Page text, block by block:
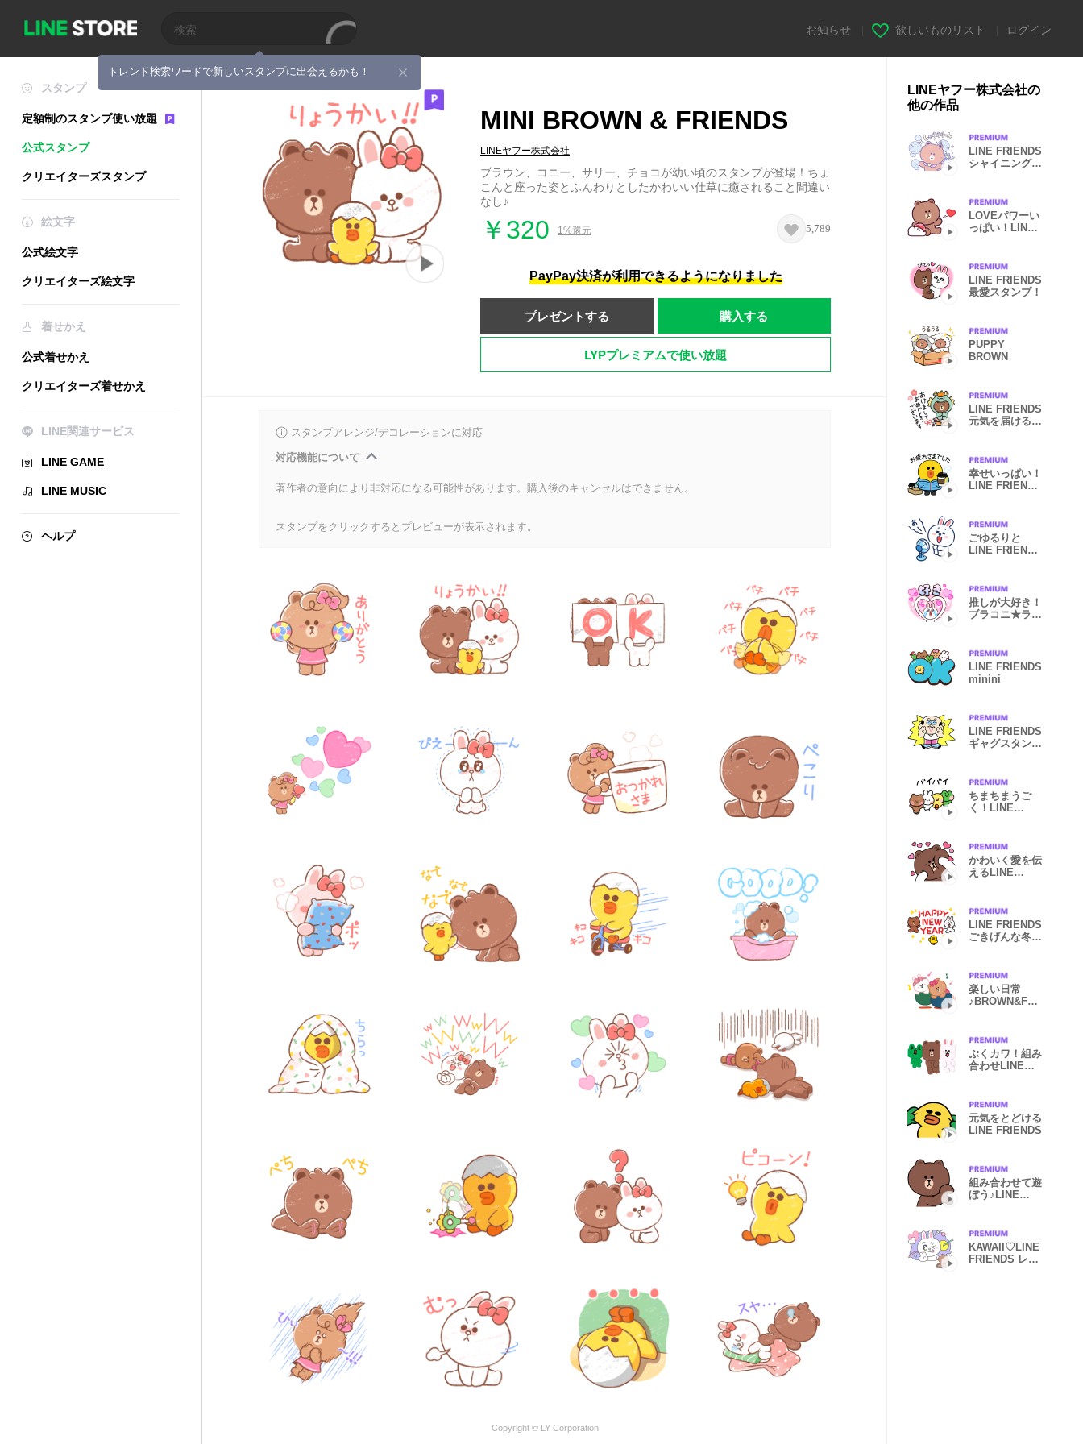
トレンド検索ワードで新しいスタンプに出会えるかも！
お知らせ 欲しいものリスト ログイン
スタンプ
定額制のスタンプ使い放題
公式スタンプ
クリエイターズスタンプ
絵文字
公式絵文字
クリエイターズ絵文字
着せかえ
公式着せかえ
クリエイターズ着せかえ
LINE関連サービス
LINE GAME
LINE MUSIC
ヘルプ
MINI BROWN & FRIENDS
LINEヤフー株式会社
ブラウン、コニー、サリー、チョコが幼い頃のスタンプが登場！ちょ
こんと座った姿とふんわりとしたかわいい仕草に癒されること間違い
なし♪
￥320 1%還元 5,789
PayPay決済が利用できるようになりました
プレゼントする 購入する
LYPプレミアムで使い放題
スタンプアレンジ/デコレーションに対応
対応機能について
著作者の意向により非対応になる可能性があります。購入後のキャンセルはできません。
スタンプをクリックするとプレビューが表示されます。
Copyright © LY Corporation
LINEヤフー株式会社の
他の作品
LINE FRIENDS
シャイニングス
LOVEパワーい
っぱい！LINE
LINE FRIENDS
最愛スタンプ！
PUPPY
BROWN
LINE FRIENDS
元気を届ける冬
幸せいっぱい！
LINE FRIENDS
ごゆるりと
LINE FRIENDS
推しが大好き！
ブラコニ★ラブ
LINE FRIENDS
minini
LINE FRIENDS
ギャグスタンプ
ちまちまうご
く！LINE
かわいく愛を伝
えるLINE
LINE FRIENDS
ごきげんな冬の
楽しい日常
♪BROWN&FRI
ぷくカワ！組み
合わせLINE
元気をとどける
LINE FRIENDS
組み合わせて遊
ぼう♪LINE
KAWAII♡LINE
FRIENDS レト